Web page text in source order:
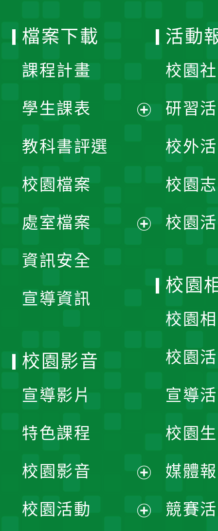
檔案下載
課程計畫
學生課表
單
教科書評選
校園檔案
處室檔案
資訊安全
宣導資訊
活動
校園
研習
校外
校園
校園
校園
校園
校園
宣導
校園
媒體
競賽
校園影音
宣導影片
特色課程
校園影音
開
校園活動